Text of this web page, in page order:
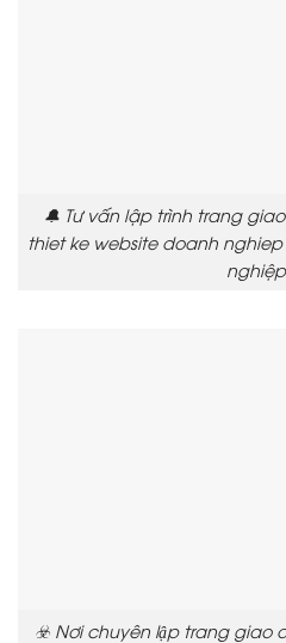
🔔 Tư vấn lập trình trang
thiet ke website doanh
☣️ Nơi chuyên lập trang giao